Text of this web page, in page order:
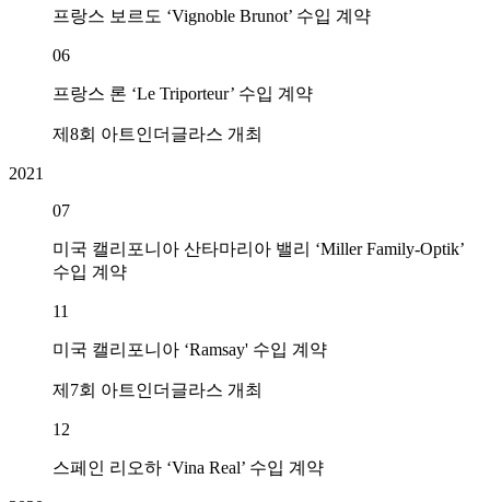
프랑스 보르도 ‘Vignoble Brunot’ 수입 계약
06
프랑스 론 ‘Le Triporteur’ 수입 계약
제8회 아트인더글라스 개최
2021
07
미국 캘리포니아 산타마리아 밸리 ‘Miller Family-Optik’
수입 계약
11
미국 캘리포니아 ‘Ramsay' 수입 계약
제7회 아트인더글라스 개최
12
스페인 리오하 ‘Vina Real’ 수입 계약